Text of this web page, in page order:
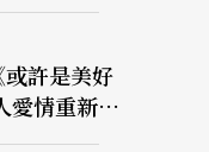
許是美好
愛情重新凝